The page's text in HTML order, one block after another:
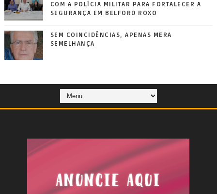
COM A POLÍCIA MILITAR PARA FORTALECER A
SEGURANÇA EM BELFORD ROXO
SEM COINCIDÊNCIAS, APENAS MERA
SEMELHANÇA